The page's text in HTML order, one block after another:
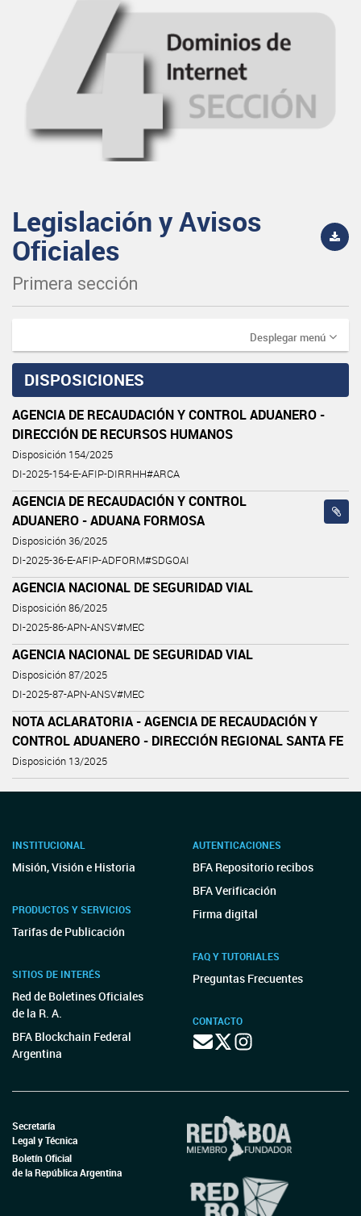
Legislación y Avisos
Oficiales
Primera sección
Desplegar menú
DISPOSICIONES
AGENCIA DE RECAUDACIÓN Y CONTROL ADUANERO -
DIRECCIÓN DE RECURSOS HUMANOS
Disposición 154/2025
DI-2025-154-E-AFIP-DIRRHH#ARCA
AGENCIA DE RECAUDACIÓN Y CONTROL
ADUANERO - ADUANA FORMOSA
Disposición 36/2025
DI-2025-36-E-AFIP-ADFORM#SDGOAI
AGENCIA NACIONAL DE SEGURIDAD VIAL
Disposición 86/2025
DI-2025-86-APN-ANSV#MEC
AGENCIA NACIONAL DE SEGURIDAD VIAL
Disposición 87/2025
DI-2025-87-APN-ANSV#MEC
NOTA ACLARATORIA - AGENCIA DE RECAUDACIÓN Y
CONTROL ADUANERO - DIRECCIÓN REGIONAL SANTA FE
Disposición 13/2025
INSTITUCIONAL
Misión, Visión e Historia
PRODUCTOS Y SERVICIOS
Tarifas de Publicación
SITIOS DE INTERÉS
Red de Boletines Oficiales
de la R. A.
BFA Blockchain Federal
Argentina
AUTENTICACIONES
BFA Repositorio recibos
BFA Verificación
Firma digital
FAQ Y TUTORIALES
Preguntas Frecuentes
CONTACTO
Secretaría
Legal y Técnica
Boletín Oficial
de la República Argentina